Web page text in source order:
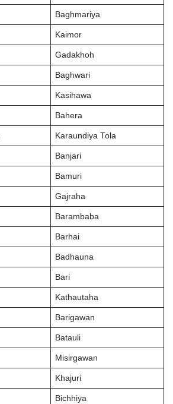
Baghmariya
Kaimor
Gadakhoh
Baghwari
Kasihawa
Bahera
Karaundiya Tola
Banjari
Bamuri
Gajraha
Barambaba
Barhai
Badhauna
Bari
Kathautaha
Barigawan
Batauli
Misirgawan
Khajuri
Bichhiya